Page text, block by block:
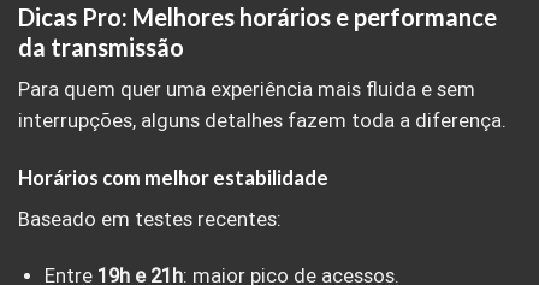
Dicas Pro: Melhores horários e performance
da transmissão
Para quem quer uma experiência mais fluida e sem
interrupções, alguns detalhes fazem toda a diferença.
Horários com melhor estabilidade
Baseado em testes recentes:
Entre 19h e 21h: maior pico de acessos.